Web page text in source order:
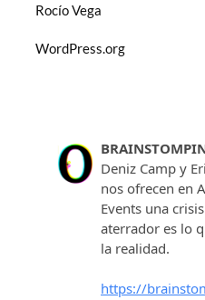
Rocío Vega
WordPress.org